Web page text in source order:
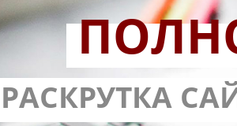
С
РАСКРУТКА